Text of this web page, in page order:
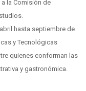
la Comisión de
hasta septiembre de
y Tecnológicas
quienes conforman las
y gastronómica.